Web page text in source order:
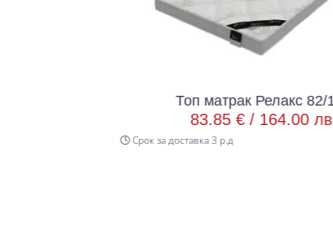
Топ матрак Релакс 82/190
83.85 € /164.00 лв.
Срок за доставка 3 р.д